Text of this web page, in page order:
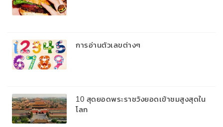
การอ่านตัวเลขต่างๆ
10 สุดยอดพระราชวังยอดเข้าชมสูงสุดใน
โลก